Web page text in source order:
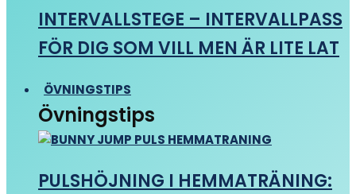
INTERVALLSTEGE – INTERVALLPASS
FÖR DIG SOM VILL MEN ÄR LITE LAT
ÖVNINGSTIPS
Övningstips
PULSHÖJNING I HEMMATRÄNING: